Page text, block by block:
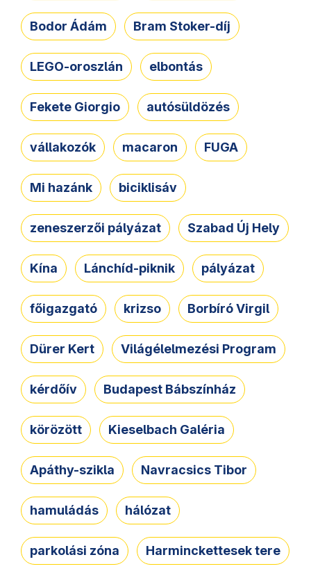
Bodor Ádám Bram Stoker-díj
LEGO-oroszlán elbontás
Fekete Giorgio autósüldözés
vállakozók macaron FUGA
Mi hazánk biciklisáv
zeneszerzői pályázat Szabad Új Hely
Kína Lánchíd-piknik pályázat
főigazgató krizso Borbíró Virgil
Dürer Kert Világélelmezési Program
kérdőív Budapest Bábszínház
körözött Kieselbach Galéria
Apáthy-szikla Navracsics Tibor
hamuládás hálózat
parkolási zóna Harminckettesek tere